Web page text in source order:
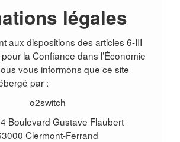
légales
aux dispositions des articles 6-III
la Confiance dans l’Économie
vous informons que ce site
par :
o2switch
Boulevard Gustave Flaubert
Clermont-Ferrand